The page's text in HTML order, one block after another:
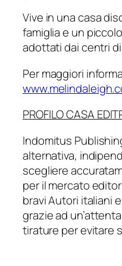
Vive in una casa
famiglia e un
adottati dai centri
Per maggiori
PROFILO CASA
Indomitus
alternativa,
scegliere
per il mercato
bravi Autori italiani
grazie ad
tirature per evitare